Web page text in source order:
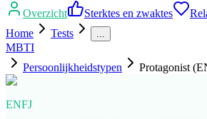
Overzicht
Sterktes en zwaktes
Home
Tests ...
MBTI
Persoonlijkheidstypen
Protagonist
ENFJ